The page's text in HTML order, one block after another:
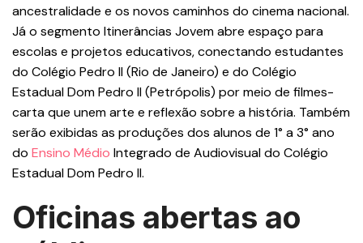
ancestralidade e os novos caminhos do cinema nacional.
Já o segmento Itinerâncias Jovem abre espaço para
escolas e projetos educativos, conectando estudantes
do Colégio Pedro II (Rio de Janeiro) e do Colégio
Estadual Dom Pedro II (Petrópolis) por meio de filmes-
carta que unem arte e reflexão sobre a história. Também
serão exibidas as produções dos alunos de 1° a 3° ano
do Ensino Médio Integrado de Audiovisual do Colégio
Estadual Dom Pedro II.
Oficinas abertas ao